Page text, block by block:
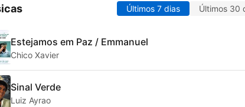
Últimos 7 dias Últimos 30
Estejamos em Paz / Emmanuel
Chico Xavier
Sinal Verde
Luiz Ayrao